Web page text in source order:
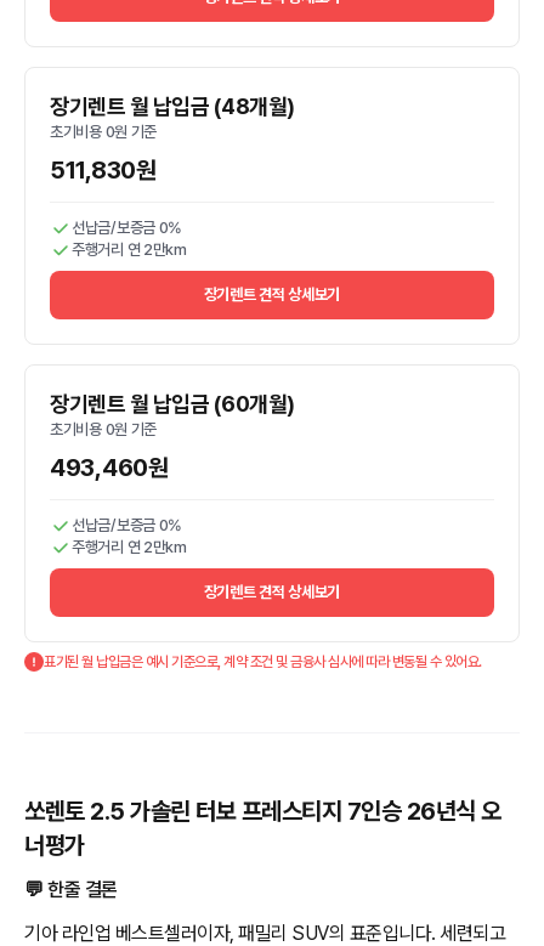
장기렌트 월 납입금 (48개월)
초기비용 0원 기준
511,830원
선납금/보증금 0%
주행거리 연 2만km
장기렌트 견적 상세보기
장기렌트 월 납입금 (60개월)
초기비용 0원 기준
493,460원
선납금/보증금 0%
주행거리 연 2만km
장기렌트 견적 상세보기
표기된 월 납입금은 예시 기준으로, 계약 조건 및 금융사 심사에 따라 변동될 수 있어요.
쏘렌토 2.5 가솔린 터보 프레스티지 7인승 26년식 오
너평가
💬 한줄 결론
기아 라인업 베스트셀러이자, 패밀리 SUV의 표준입니다. 세련되고